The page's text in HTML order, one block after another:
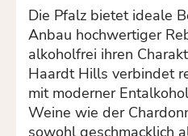
Die Pfalz bietet ideale
Anbau hochwertiger
alkoholfrei ihren
Haardt Hills verbindet
mit moderner
Weine wie der
sowohl geschmacklich